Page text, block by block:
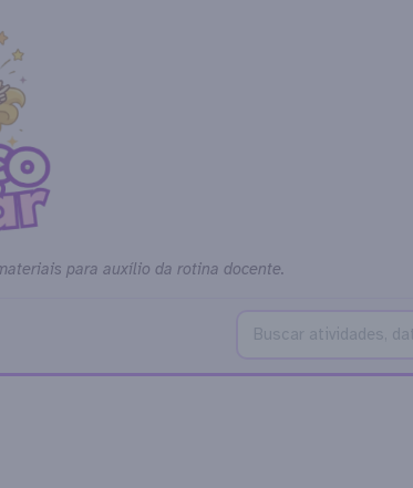
para auxílio da rotina docente.